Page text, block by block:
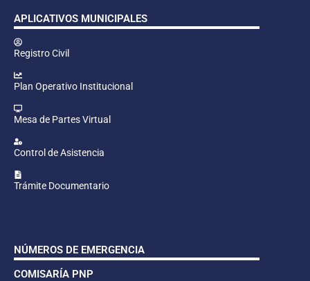
APLICATIVOS MUNICIPALES
Registro Civil
Plan Operativo Institucional
Mesa de Partes Virtual
Control de Asistencia
Trámite Documentario
NÚMEROS DE EMERGENCIA
COMISARÍA PNP